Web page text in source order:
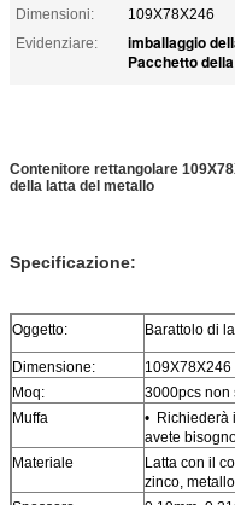
Dimensioni:
109X78X246
Evidenziare:
imballaggio
Pacchetto
Contenitore rettangolare
della latta del metallo
Specificazione:
Oggetto: Barattolo di
Dimensione:
109X78X246
Moq:
3000pcs non
Muffa
• Richiederà
avete
Materiale
Latta con il
zinco, metallo